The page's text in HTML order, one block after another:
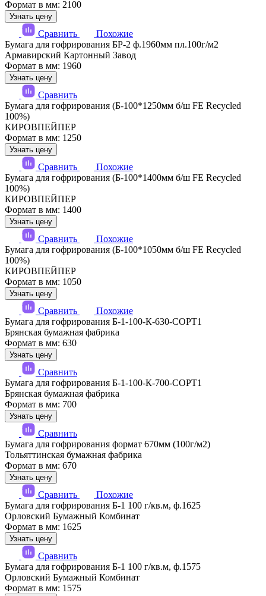
Формат в мм: 2100
Узнать цену
Сравнить
Похожие
Бумага для гофрирования БР-2 ф.1960мм пл.100г/м2
Армавирский Картонный Завод
Формат в мм: 1960
Узнать цену
Сравнить
Бумага для гофрирования (Б-100*1250мм б/ш FE Recycled
100%)
КИРОВПЕЙПЕР
Формат в мм: 1250
Узнать цену
Сравнить
Похожие
Бумага для гофрирования (Б-100*1400мм б/ш FE Recycled
100%)
КИРОВПЕЙПЕР
Формат в мм: 1400
Узнать цену
Сравнить
Похожие
Бумага для гофрирования (Б-100*1050мм б/ш FE Recycled
100%)
КИРОВПЕЙПЕР
Формат в мм: 1050
Узнать цену
Сравнить
Похожие
Бумага для гофрирования Б-1-100-К-630-СОРТ1
Брянская бумажная фабрика
Формат в мм: 630
Узнать цену
Сравнить
Бумага для гофрирования Б-1-100-К-700-СОРТ1
Брянская бумажная фабрика
Формат в мм: 700
Узнать цену
Сравнить
Бумага для гофрирования формат 670мм (100г/м2)
Тольяттинская бумажная фабрика
Формат в мм: 670
Узнать цену
Сравнить
Похожие
Бумага для гофрирования Б-1 100 г/кв.м, ф.1625
Орловский Бумажный Комбинат
Формат в мм: 1625
Узнать цену
Сравнить
Бумага для гофрирования Б-1 100 г/кв.м, ф.1575
Орловский Бумажный Комбинат
Формат в мм: 1575